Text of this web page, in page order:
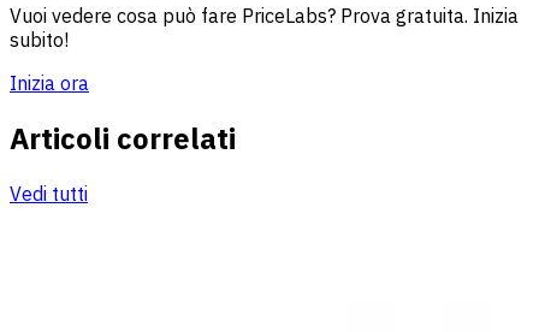
Vuoi vedere cosa può fare PriceLabs? Prova gratuita. Inizia
subito!
Inizia ora
Articoli correlati
Vedi tutti